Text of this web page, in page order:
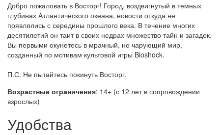
Добро пожаловать в Восторг! Город, воздвигнутый в темных
глубинах Атлантического океана, новости откуда не
появлялись с середины прошлого века. В течение многих
десятилетий он таит в своих недрах множество тайн и загадок.
Вы первыми окунетесь в мрачный, но чарующий мир,
созданный по мотивам культовой игры Bioshock.
П.С. Не пытайтесь покинуть Восторг.
Возрастные ограничения: 14+ (с 12 лет в сопровождении
взрослых)
Удобства